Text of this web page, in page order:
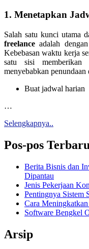
1. Menetapkan
Salah satu kunci utama
freelance adalah
Kebebasan waktu kerja
satu sisi
menyebabkan
Buat jadwal harian
…
Selengkapnya..
Pos-pos Terbaru
Berita Bisnis dan
Dipantau
Jenis Pekerjaan
Pentingnya Sistem
Cara
Software Bengkel
Arsip